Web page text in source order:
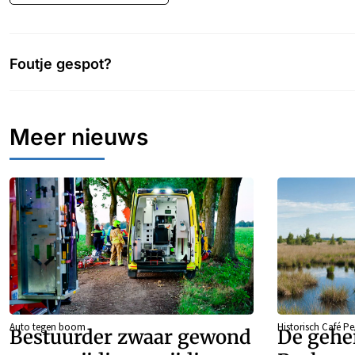
Foutje gespot?
Meer nieuws
Auto tegen boom
Bestuurder zwaar gewond
Historisch Café
De